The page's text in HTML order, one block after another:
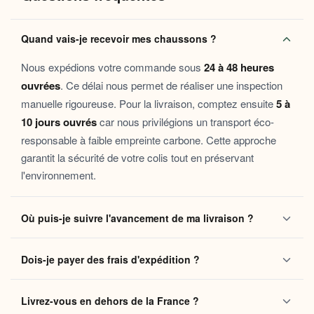
Chaleur durable: la doublure isolante maintient une
température douce et constante, même sur carrelage
froid.
Confort sur la durée: la semelle épaisse et souple
soutient la voûte plantaire sans raideur, pour une
utilisation prolongée sans fatigue.
Douceur au quotidien
: les matières sélectionnées
pour leur contact agréable prennent soin des peaux
sensibles comme des plus robustes.
Maintien léger: la tige enveloppante assure une bonne
tenue du pied sans serrer, pour un sentiment de liberté
Ces chaussons s’adressent à toutes celles et ceux qui cherchent
à transformer leur intérieur en véritable sanctuaire deconfort.
famille au coin du feu, les journées de télétravail ou la
convalescence, ils font aussi un cadeau attentionné pour gâter
quelqu’un que l’on aime.
Quand vais-je recevoir mes chaussons ?
Nous expédions votre commande sous 24 à 48 heures
ouvrées. Ce délai nous permet de réaliser une inspection
manuelle rigoureuse. Pour la livraison, comptez ensuite5 à
10 jours ouvréscar nous privilégions un transport éco-
responsable à faible empreinte carbone. Cette approche
garantit la sécurité de votre colis tout en préservant
l'environnement.
Où puis-je suivre l'avancement de ma livraison ?
recevez automatiquement un e-mail contenant votre
numéro de suivi. Ce lien vous permet de localiser vos
chaussons en temps réel jusqu'à votre domicile. Vous
Dois-je payer des frais d'expédition ?
gratuitesans aucun minimum d'achat, que vous soyez en
Livrez-vous en dehors de la France ?